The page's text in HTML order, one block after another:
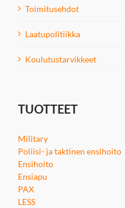
Toimitusehdot
Laatupolitiikka
Koulutustarvikkeet
TUOTTEET
Military
Poliisi- ja taktinen ensihoito
Ensihoito
Ensiapu
PAX
LESS